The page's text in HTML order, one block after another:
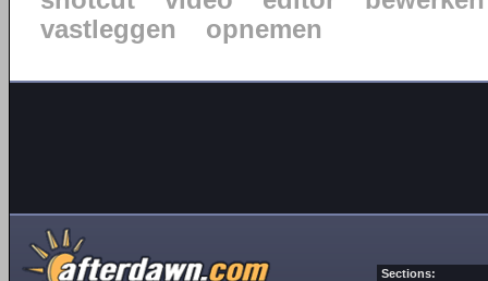
vastleggen
opnemen
Sections: